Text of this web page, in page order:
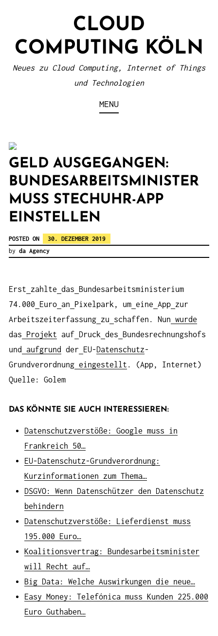
CLOUD
COMPUTING KÖLN
Neues zu Cloud Computing, Internet of Things
und Technologien
MENU
GELD AUSGEGANGEN:
BUNDESARBEITSMINISTER
MUSS STECHUHR-APP
EINSTELLEN
POSTED ON
30. DEZEMBER 2019
by da Agency
Erst zahlte das Bundesarbeitsministerium
74.000
Euro an Pixelpark, um eine App zur
Arbeitszeiterfassung zu schaffen. Nun wurde
das Projekt auf Druck des Bundesrechnungshofs
und
aufgrund der EU-Datenschutz-
Grundverordnung eingestellt . (App, Internet)
Quelle: Golem
DAS KÖNNTE SIE AUCH INTERESSIEREN:
Datenschutzverstöße: Google muss in
Frankreich 50…
EU-Datenschutz-Grundverordnung:
Kurzinformationen zum Thema…
DSGVO: Wenn Datenschützer den Datenschutz
behindern
Datenschutzverstöße: Lieferdienst muss
195.000 Euro…
Koalitionsvertrag: Bundesarbeitsminister
will Recht auf…
Big Data: Welche Auswirkungen die neue…
Easy Money: Telefónica muss Kunden 225.000
Euro Guthaben…